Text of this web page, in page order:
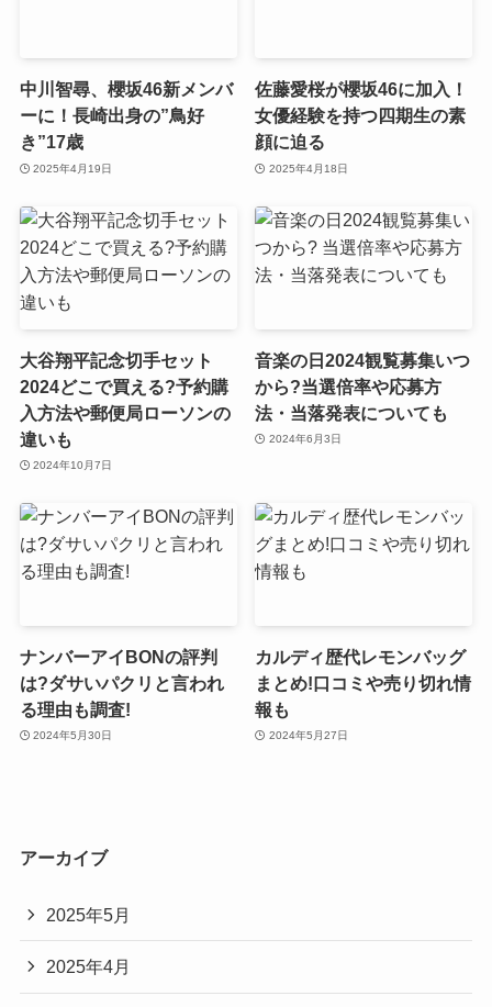
中川智尋、櫻坂46新メンバ
ーに！長崎出身の”鳥好
き”17歳
2025年4月19日
佐藤愛桜が櫻坂46に加入！
女優経験を持つ四期生の素
顔に迫る
2025年4月18日
大谷翔平記念切手セット
2024どこで買える?予約購
入方法や郵便局ローソンの
違いも
2024年10月7日
音楽の日2024観覧募集いつ
から?当選倍率や応募方
法・当落発表についても
2024年6月3日
ナンバーアイBONの評判
は?ダサいパクリと言われ
る理由も調査!
2024年5月30日
カルディ歴代レモンバッグ
まとめ!口コミや売り切れ情
報も
2024年5月27日
アーカイブ
2025年5月
2025年4月